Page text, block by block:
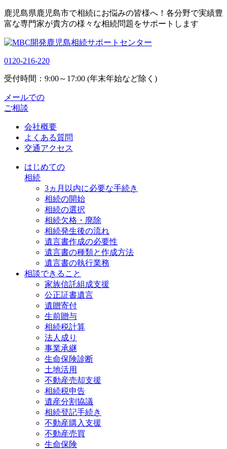
鹿児島県鹿児島市で相続にお悩みの皆様へ！各分野で実績豊
富な専門家が貴方の様々な相続問題をサポートします
0120-216-220
受付時間：9:00～17:00 (年末年始など除く)
メールでの
ご相談
会社概要
よくある質問
交通アクセス
はじめての
相続
3ヵ月以内に必要な手続き
相続の開始
相続の選択
相続欠格・廃除
相続発生後の流れ
遺言書作成の必要性
遺言書の種類と作成方法
遺言書の執行業務
相談できること
家族信託組成支援
公正証書遺言
遺贈寄付
生前贈与
相続税計算
法人成り
事業承継
生命保険診断
土地活用
不動産売却支援
相続税申告
遺産分割協議
相続登記手続き
不動産購入支援
不動産売買
生命保険